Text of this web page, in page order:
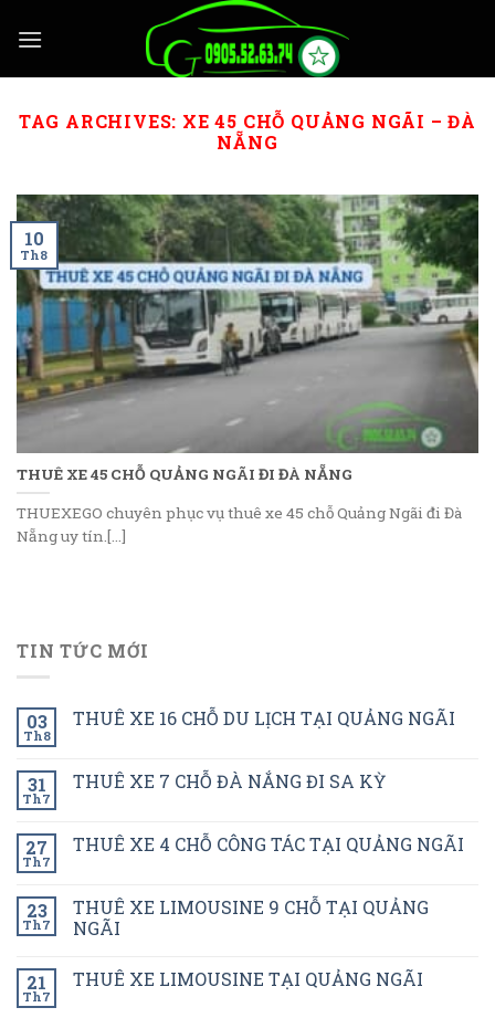
TAG ARCHIVES: XE 45 CHỖ QUẢNG NGÃI – ĐÀ
NẴNG
THUÊ XE 45 CHỖ QUẢNG NGÃI ĐI ĐÀ NẴNG
THUEXEGO chuyên phục vụ thuê xe 45 chỗ Quảng Ngãi đi Đà
Nẵng uy tín.[...]
10
Th8
TIN TỨC MỚI
03
Th8
THUÊ XE 16 CHỖ DU LỊCH TẠI QUẢNG NGÃI
31
Th7
THUÊ XE 7 CHỖ ĐÀ NẮNG ĐI SA KỲ
27
Th7
THUÊ XE 4 CHỖ CÔNG TÁC TẠI QUẢNG NGÃI
23
Th7
THUÊ XE LIMOUSINE 9 CHỖ TẠI QUẢNG
NGÃI
21
Th7
THUÊ XE LIMOUSINE TẠI QUẢNG NGÃI